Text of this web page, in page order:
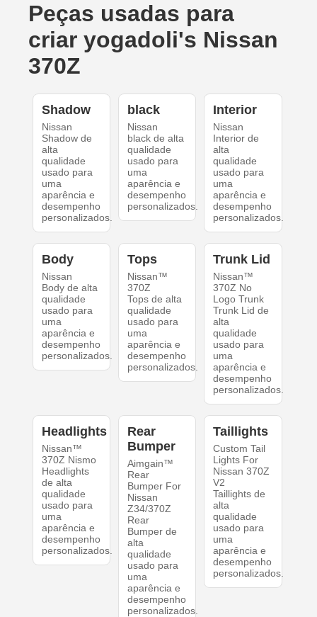
Peças usadas para
criar yogadoli's Nissan
370Z
Shadow
Nissan
Shadow de
alta
qualidade
usado para
uma
aparência e
desempenho
personalizados.
black
Nissan
black de alta
qualidade
usado para
uma
aparência e
desempenho
personalizados.
Interior
Nissan
Interior de
alta
qualidade
usado para
uma
aparência e
desempenho
personalizados.
Body
Nissan
Body de alta
qualidade
usado para
uma
aparência e
desempenho
personalizados.
Tops
Nissan™
370Z
Tops de alta
qualidade
usado para
uma
aparência e
desempenho
personalizados.
Trunk Lid
Nissan™
370Z No
Logo Trunk
Trunk Lid de
alta
qualidade
usado para
uma
aparência e
desempenho
personalizados.
Headlights
Nissan™
370Z Nismo
Headlights
de alta
qualidade
usado para
uma
aparência e
desempenho
personalizados.
Rear
Bumper
Aimgain™
Rear
Bumper For
Nissan
Z34/370Z
Rear
Bumper de
alta
qualidade
usado para
uma
aparência e
desempenho
personalizados.
Taillights
Custom Tail
Lights For
Nissan 370Z
V2
Taillights de
alta
qualidade
usado para
uma
aparência e
desempenho
personalizados.